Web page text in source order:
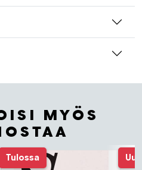
MYÖS
Tulossa